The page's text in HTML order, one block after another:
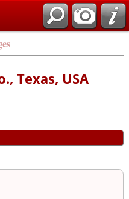
Texas, USA